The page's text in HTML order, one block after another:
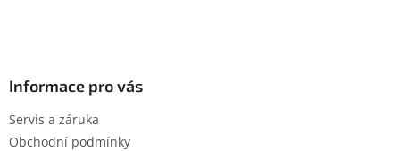
Informace pro vás
Servis a záruka
Obchodní podmínky